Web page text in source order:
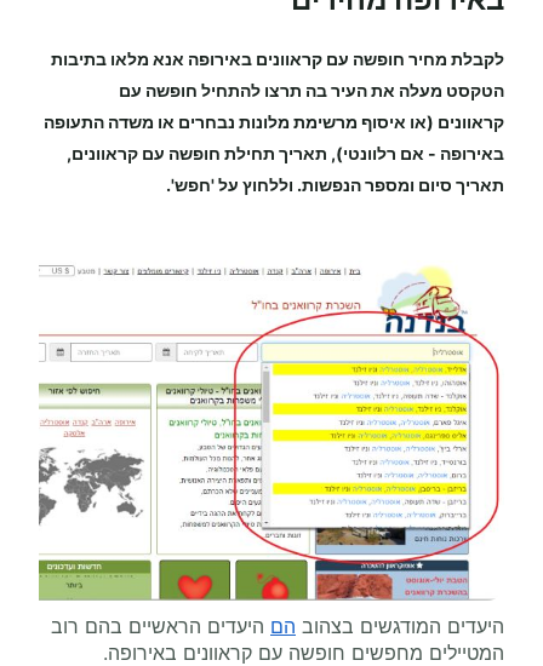
לקבלת מחיר חופשה עם קראוונים באירופה אנא מלאו בתיבות
הטקסט מעלה את העיר בה תרצו להתחיל חופשה עם
קראוונים (או איסוף מרשימת מלונות נבחרים או משדה התעופה
באירופה - אם רלוונטי), תאריך תחילת חופשה עם קראוונים,
תאריך סיום ומספר הנפשות. וללחוץ על 'חפש'.
היעדים המודגשים בצהוב הם היעדים הראשיים בהם רוב
המטיילים מחפשים חופשה עם קראוונים באירופה.